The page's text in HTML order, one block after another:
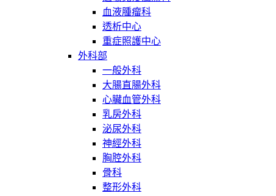
血液腫瘤科
透析中心
重症照護中心
外科部
一般外科
大腸直腸外科
心臟血管外科
乳房外科
泌尿外科
神經外科
胸腔外科
骨科
整形外科